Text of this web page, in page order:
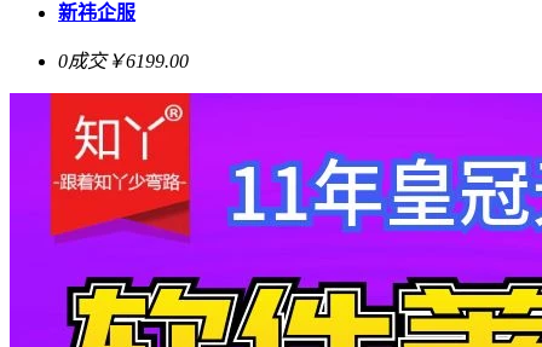
新祎企服
0成交￥6199.00